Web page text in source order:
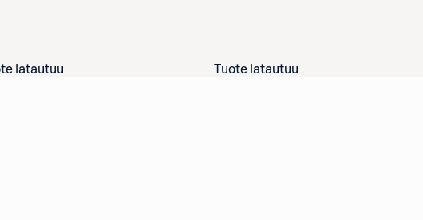
latautuu Tuote latautuu